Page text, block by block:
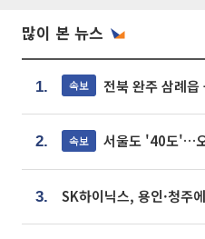
많이 본 뉴스
1. 속보 전북 완주 삼례읍
2. 속보 서울도 '40도'…
3.